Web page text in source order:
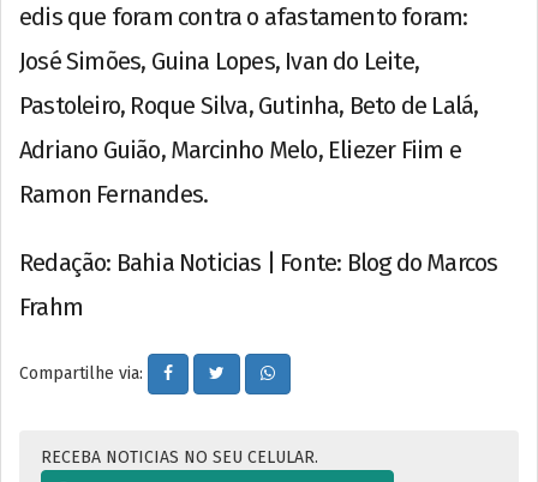
edis que foram contra o afastamento foram:
José Simões, Guina Lopes, Ivan do Leite,
Pastoleiro, Roque Silva, Gutinha, Beto de Lalá,
Adriano Guião, Marcinho Melo, Eliezer Fiim e
Ramon Fernandes.
Redação: Bahia Noticias | Fonte: Blog do Marcos
Frahm
Compartilhe via:
RECEBA NOTICIAS NO SEU CELULAR.